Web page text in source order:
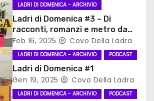
LADRI DI DOMENICA - ARCHIVIO
Ladri di Domenica #3 – Di
racconti, romanzi e metro da
prendere
Feb 16, 2025 Covo Della Ladra
LADRI DI DOMENICA - ARCHIVIO PODCAST
Ladri di Domenica #1
Gen 19, 2025 Covo Della Ladra
LADRI DI DOMENICA - ARCHIVIO PODCAST